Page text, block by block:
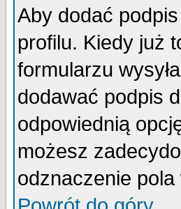
Aby dodać
profilu. Kiedy już
formularzu
dodawać podpis
odpowiednią
możesz
odznaczenie pola